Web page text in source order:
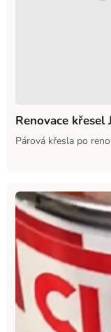
Renovace křesel
Párová křesla po